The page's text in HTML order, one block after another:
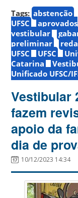
Tags: abstenção
UFSC
aprovados
vestibular
preliminar
UFSC
UFSC
Catarina
Unificado UFSC/
Vestibular
fazem
apoio da
dia de
10/12/2023 14:34